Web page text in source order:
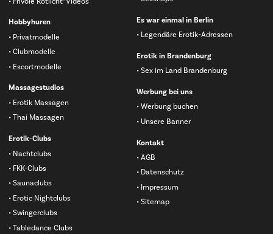
Hobbyhuren
Privatmodelle
Clubmodelle
Escortmodelle
Massagestudios
Erotik Massagen
Thai Massagen
Erotik-Clubs
Nachtclubs
FKK-Clubs
Saunaclubs
Erotic Nightclubs
Swingerclubs
Tabledance Clubs
Es war einmal in Berlin
Legendäre Erotik-Adressen
Erotik in Brandenburg
Sex im Land Brandenburg
Werbung bei uns
Werbung buchen
Unsere Banner
Kontakt
AGB
Datenschutz
Impressum
Sitemap